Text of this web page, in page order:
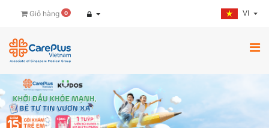
Giỏ hàng 0 VI